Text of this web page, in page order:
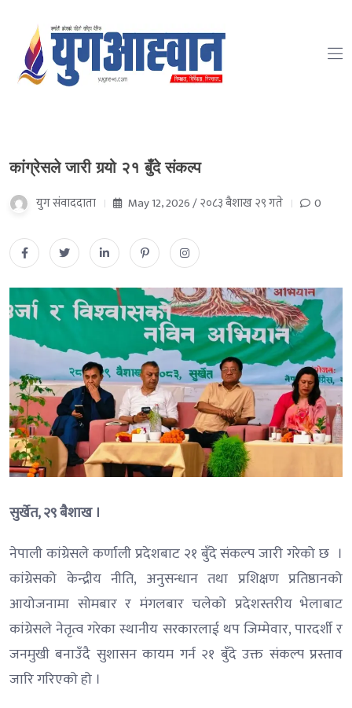
कांग्रेसले जारी गर्‍यो २१ बुँदे संकल्प
युग संवाददाता May 12, 2026 / २०८३ बैशाख २९ गते 0
सुर्खेत, २९ बैशाख ।
नेपाली कांग्रेसले कर्णाली प्रदेशबाट २१ बुँदे संकल्प जारी गरेको छ ।
कांग्रेसको केन्द्रीय नीति, अनुसन्धान तथा प्रशिक्षण प्रतिष्ठानको
आयोजनामा सोमबार र मंगलबार चलेको प्रदेशस्तरीय भेलाबाट
कांग्रेसले नेतृत्व गरेका स्थानीय सरकारलाई थप जिम्मेवार, पारदर्शी र
जनमुखी बनाउँदै सुशासन कायम गर्न २१ बुँदे उक्त संकल्प प्रस्ताव
जारि गरिएको हो ।